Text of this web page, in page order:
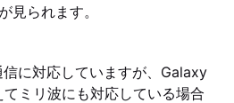
見られます。
に対応していますが、Galaxy
ミリ波にも対応している場合